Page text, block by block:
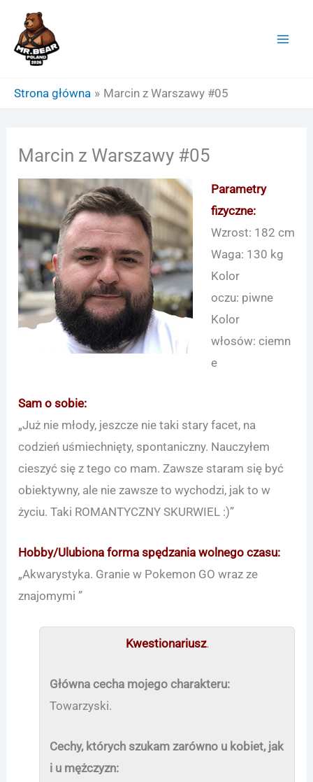
Przejdź
treści
Strona główna Marcin z Warszawy #05
Marcin z Warszawy #05
Parametry
fizyczne:
Wzrost: 182 cm
Waga: 130 kg
Kolor
oczu: piwne
Kolor
włosów: ciemn
e
Sam o sobie:
„Już nie młody, jeszcze nie taki stary facet, na
codzień uśmiechnięty, spontaniczny. Nauczyłem
cieszyć się z tego co mam. Zawsze staram się być
obiektywny, ale nie zawsze to wychodzi, jak to w
życiu. Taki ROMANTYCZNY SKURWIEL :)”
Hobby/Ulubiona forma spędzania wolnego czasu:
„Akwarystyka. Granie w Pokemon GO wraz ze
znajomymi ”
Kwestionariusz.
Główna cecha mojego charakteru:
Towarzyski.
Cechy, których szukam zarówno u kobiet, jak
i u mężczyzn: